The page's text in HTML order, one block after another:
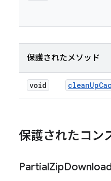
保護されたメソッド
void cleanUp
保護されたコン
PartialZip